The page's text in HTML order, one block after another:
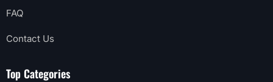
FAQ
Contact Us
Top Categories